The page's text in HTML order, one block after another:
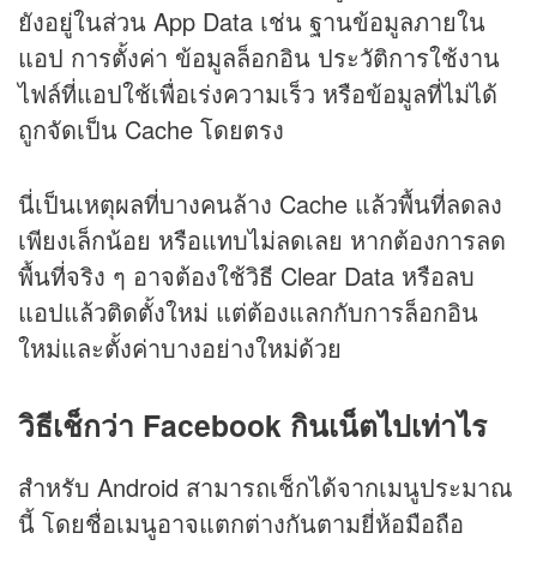
ยังอยู่ในส่วน App Data เช่น ฐานข้อมูลภายใน
แอป การตั้งค่า ข้อมูลล็อกอิน ประวัติการใช้งาน
ไฟล์ที่แอปใช้เพื่อเร่งความเร็ว หรือข้อมูลที่ไม่ได้
ถูกจัดเป็น Cache โดยตรง
นี่เป็นเหตุผลที่บางคนล้าง Cache แล้วพื้นที่ลดลง
เพียงเล็กน้อย หรือแทบไม่ลดเลย หากต้องการลด
พื้นที่จริง ๆ อาจต้องใช้วิธี Clear Data หรือลบ
แอปแล้วติดตั้งใหม่ แต่ต้องแลกกับการล็อกอิน
ใหม่และตั้งค่าบางอย่างใหม่ด้วย
วิธีเช็กว่า Facebook กินเน็ตไปเท่าไร
สำหรับ Android สามารถเช็กได้จากเมนูประมาณ
นี้ โดยชื่อเมนูอาจแตกต่างกันตามยี่ห้อมือถือ